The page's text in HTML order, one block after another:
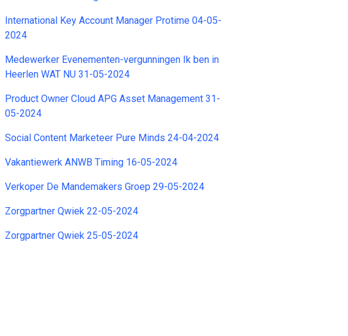
International Key Account Manager Protime 04-05-
2024
Medewerker Evenementen-vergunningen Ik ben in
Heerlen WAT NU 31-05-2024
Product Owner Cloud APG Asset Management 31-
05-2024
Social Content Marketeer Pure Minds 24-04-2024
Vakantiewerk ANWB Timing 16-05-2024
Verkoper De Mandemakers Groep 29-05-2024
Zorgpartner Qwiek 22-05-2024
Zorgpartner Qwiek 25-05-2024